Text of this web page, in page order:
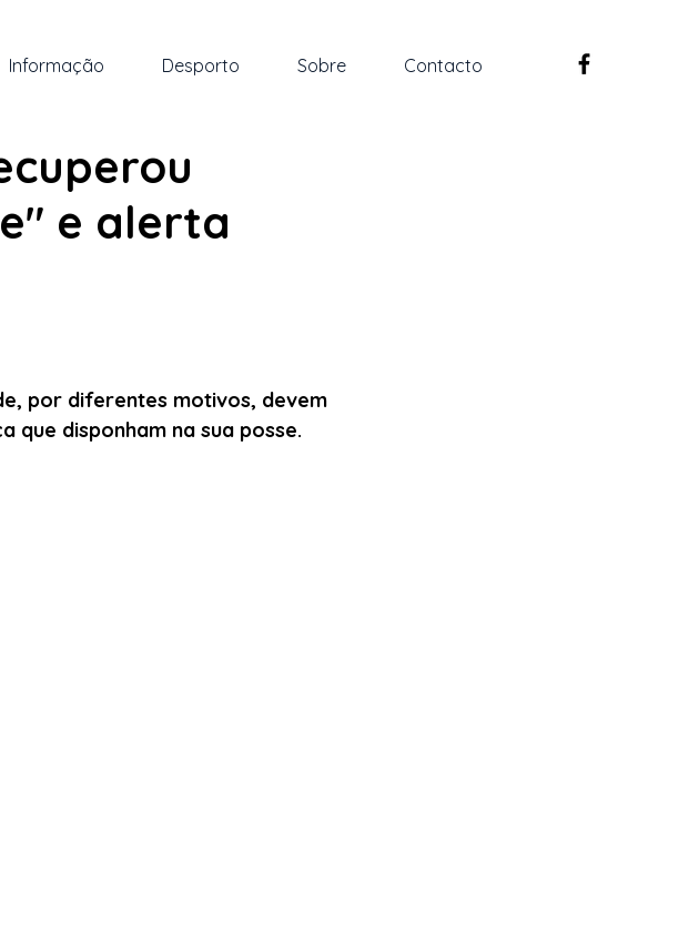
Informação Desporto Sobre Contacto
e alerta
por diferentes motivos, devem
disponham na sua posse.